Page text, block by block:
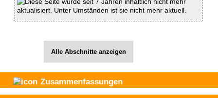
Diese Seite wurde seit 7 Jahren inhaltlich nicht mehr
aktualisiert. Unter Umständen ist sie nicht mehr aktuell.
Alle Abschnitte anzeigen
Zusammenfassungen